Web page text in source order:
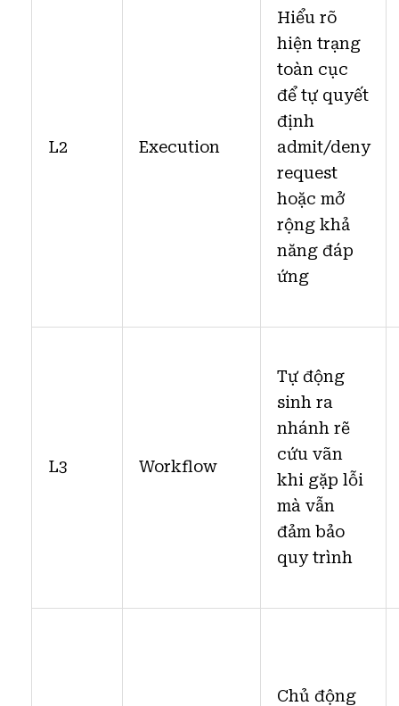
L2 Execution
Hiểu rõ
hiện trạng
toàn cục
để tự quyết
định
admit/deny
request
hoặc mở
rộng khả
năng đáp
ứng
L3 Workflow
Tự động
sinh ra
nhánh rẽ
cứu vãn
khi gặp lỗi
mà vẫn
đảm bảo
quy trình
Chủ động